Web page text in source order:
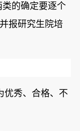
类的确定要逐个
报研究生院培
优秀、合格、不